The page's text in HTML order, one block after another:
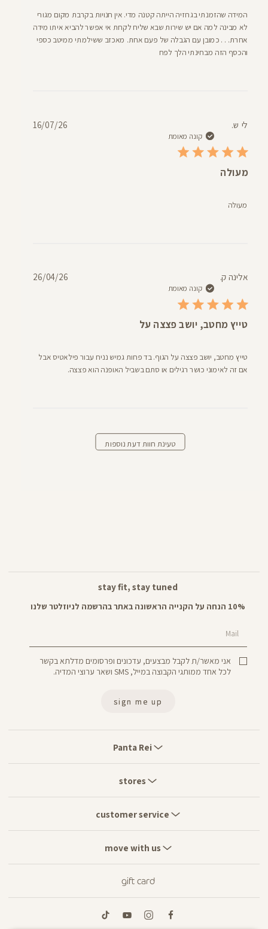
המידה שהזמנתי בגרוזיה הייתה קטנה מדי. אין חנויות בקרבת מקום מגורי
לא מבינה למה אם יש שירות שבא שליח לקחת אי אפשר להביא איתו מידה
אחרת. . . כמובן עם הגבלה של פעם אחת. מאכזב ששילמתי ממיטב כספי
והכסף הזה מבחינתי הלך לפח
לי ש.
קונה מאומת
מעולה
מעולה
16/07/26
אלינה ק.
קונה מאומת
טייץ מחטב, יושב פצצה על
טייץ מחטב, יושב פצצה על הגוף. בד פחות גמיש נניח עבור פילאטיס אבל
אם זה לאימוני כושר רגילים או סתם בשביל האופנה הוא פצצה.
26/04/26
טעינת חוות דעת נוספות
Rei
Panta Rei
stores
with
service
customer service
gift card
stay fit, stay tuned
10% הנחה על הקנייה הראשונה באתר בהרשמה לניוזלטר שלנו
Mail
אני מאשר/ת לקבל מבצעים, עדכונים ופרסומים מדלתא בקשר
לכל אחד ממותגי הקבוצה במייל, SMS ושאר ערוצי המדיה.
sign me up
facebook
instagram
youtube
tiktok